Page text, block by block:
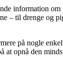
information
– til drenge og
på nogle
at opnå den